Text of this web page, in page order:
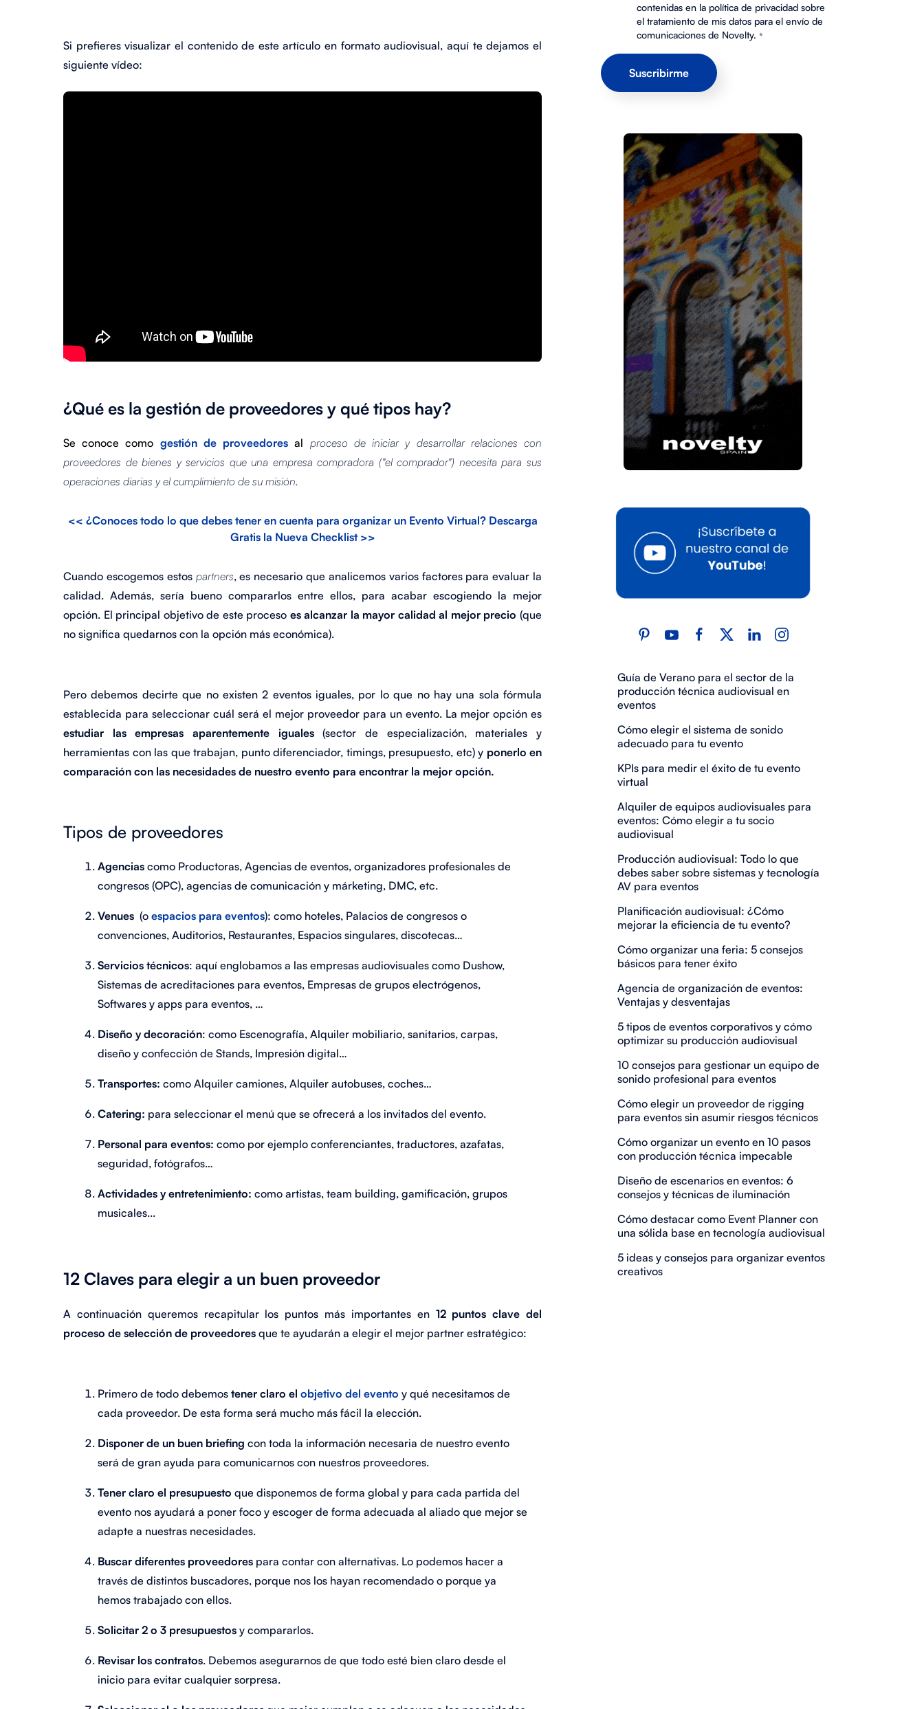
Si prefieres visualizar el contenido de este artículo en formato audiovisual, aquí te dejamos el
siguiente vídeo:
¿Qué es la gestión de proveedores y qué tipos hay?
Se conoce como gestión de proveedores al proceso de iniciar y desarrollar relaciones con
proveedores de bienes y servicios que una empresa compradora ("el comprador") necesita para sus
operaciones diarias y el cumplimiento de su misión.
<< ¿Conoces todo lo que debes tener en cuenta para organizar un Evento Virtual? Descarga
Gratis la Nueva Checklist >>
Cuando escogemos estos partners, es necesario que analicemos varios factores para evaluar la
calidad. Además, sería bueno compararlos entre ellos, para acabar escogiendo la mejor
opción. El principal objetivo de este proceso es alcanzar la mayor calidad al mejor precio(que
no significa quedarnos con la opción más económica).
Pero debemos decirte que no existen 2 eventos iguales, por lo que no hay una sola fórmula
establecida para seleccionar cuál será el mejor proveedor para un evento. La mejor opción es
estudiar las empresas aparentemente iguales(sector de especialización, materiales y
herramientas con las que trabajan, punto diferenciador, timings, presupuesto, etc) y ponerlo en
comparación con las necesidades de nuestro evento para encontrar la mejor opción.
Tipos de proveedores
Agenciascomo Productoras, Agencias de eventos, organizadores profesionales de
congresos (OPC), agencias de comunicación y márketing, DMC, etc.
Venues(o espacios para eventos): como hoteles, Palacios de congresos o
convenciones, Auditorios, Restaurantes, Espacios singulares, discotecas…
Servicios técnicos: aquí englobamos a las empresas audiovisuales como Dushow,
Sistemas de acreditaciones para eventos, Empresas de grupos electrógenos,
Softwares y apps para eventos, …
Diseño y decoración: como Escenografía, Alquiler mobiliario, sanitarios, carpas,
diseño y confección de Stands, Impresión digital…
Transportes: como Alquiler camiones, Alquiler autobuses, coches…
Catering: para seleccionar el menú que se ofrecerá a los invitados del evento.
Personal para eventos: como por ejemplo conferenciantes, traductores, azafatas,
seguridad, fotógrafos…
Actividades y entretenimiento: como artistas, team building, gamificación, grupos
musicales...
12 Claves para elegir a un buen proveedor
A continuación queremos recapitular los puntos más importantes en 12 puntos clave del
proceso de selección de proveedores que te ayudarán a elegir el mejor partner estratégico:
Primero de todo debemos tener claro el objetivo del evento y qué necesitamos de
cada proveedor. De esta forma será mucho más fácil la elección.
Disponer de un buen briefing con toda la información necesaria de nuestro evento
será de gran ayuda para comunicarnos con nuestros proveedores.
Tener claro el presupuesto que disponemos de forma global y para cada partida del
evento nos ayudará a poner foco y escoger de forma adecuada al aliado que mejor se
adapte a nuestras necesidades.
Buscar diferentes proveedorespara contar con alternativas. Lo podemos hacer a
través de distintos buscadores, porque nos los hayan recomendado o porque ya
hemos trabajado con ellos.
Solicitar 2 o 3 presupuestosy compararlos.
Revisar los contratos. Debemos asegurarnos de que todo esté bien claro desde el
inicio para evitar cualquier sorpresa.
contenidas en la política de privacidad sobre
el tratamiento de mis datos para el envío de
comunicaciones de Novelty. *
Guía de Verano para el sector de la
producción técnica audiovisual en
eventos
Cómo elegir el sistema de sonido
adecuado para tu evento
KPIs para medir el éxito de tu evento
virtual
Alquiler de equipos audiovisuales para
eventos: Cómo elegir a tu socio
audiovisual
Producción audiovisual: Todo lo que
debes saber sobre sistemas y tecnología
AV para eventos
Planificación audiovisual: ¿Cómo
mejorar la eficiencia de tu evento?
Cómo organizar una feria: 5 consejos
básicos para tener éxito
Agencia de organización de eventos:
Ventajas y desventajas
5 tipos de eventos corporativos y cómo
optimizar su producción audiovisual
10 consejos para gestionar un equipo de
sonido profesional para eventos
Cómo elegir un proveedor de rigging
para eventos sin asumir riesgos técnicos
Cómo organizar un evento en 10 pasos
con producción técnica impecable
Diseño de escenarios en eventos: 6
consejos y técnicas de iluminación
Cómo destacar como Event Planner con
una sólida base en tecnología audiovisual
5 ideas y consejos para organizar eventos
creativos